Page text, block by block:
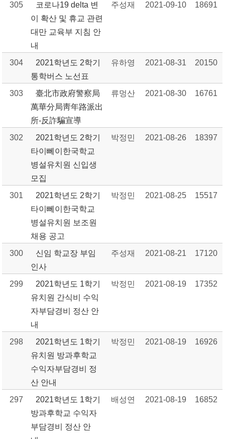
305
코로나19 delta 변
이 확산 및 휴교 관련
대만 교육부 지침 안
내
주성재 2021-09-10 18691
304
2021학년도 2학기
통학버스 노선표
유하영 2021-08-31 20150
303
臺北市政府警察局
萬華分局靑年路派出
所-反詐騙宣導
류멍산 2021-08-30 16761
302
2021학년도 2학기
타이뻬이한국학교
병설유치원 신입생
모집
박정민 2021-08-26 18397
301
2021학년도 2학기
타이뻬이한국학교
병설유치원 보조원
채용 공고
박정민 2021-08-25 15517
300
신임 학교장 부임
인사
주성재 2021-08-21 17120
299
2021학년도 1학기
유치원 간식비 수익
자부담경비 정산 안
내
박정민 2021-08-19 17352
298
2021학년도 1학기
유치원 방과후학교
수익자부담경비 정
산 안내
박정민 2021-08-19 16926
297
2021학년도 1학기
방과후학교 수익자
부담경비 정산 안
배성연 2021-08-19 16852